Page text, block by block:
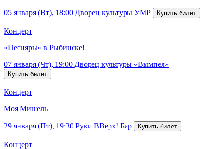
05 января (Вт), 18:00 Дворец культуры УМР
Концерт
«Песняры» в Рыбинске!
07 января (Чт), 19:00 Дворец культуры «Вымпел»
Концерт
Моя Мишель
29 января (Пт), 19:30 Руки ВВерх! Бар
Концерт